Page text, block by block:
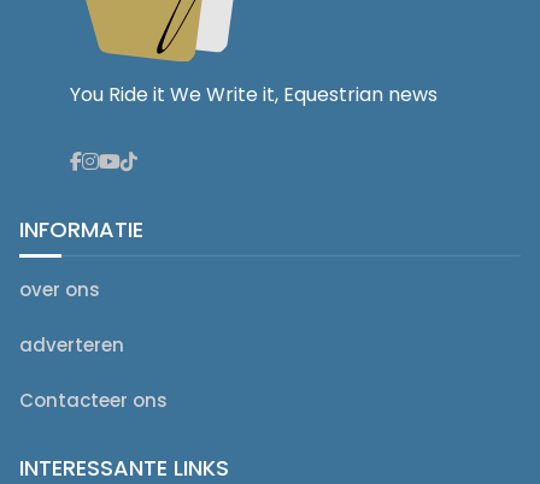
You Ride it We Write it, Equestrian news
INFORMATIE
over ons
adverteren
Contacteer ons
INTERESSANTE LINKS